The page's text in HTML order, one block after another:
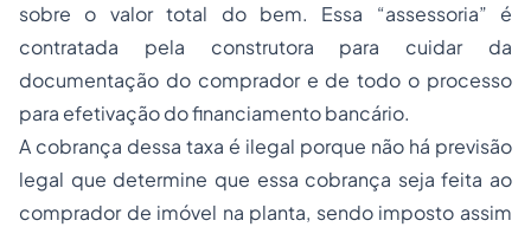
sobre o valor total do bem. Essa “assessoria” é
contratada pela construtora para cuidar da
documentação do comprador e de todo o processo
para efetivação do financiamento bancário.
A cobrança dessa taxa é ilegal porque não há previsão
legal que determine que essa cobrança seja feita ao
comprador de imóvel na planta, sendo imposto assim